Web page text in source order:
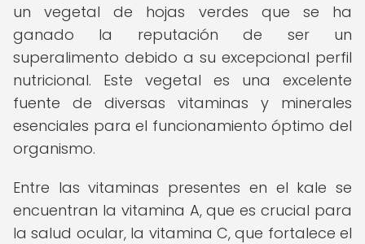
un vegetal de hojas verdes que se ha
ganado la reputación de ser un
superalimento debido a su excepcional perfil
nutricional. Este vegetal es una excelente
fuente de diversas vitaminas y minerales
esenciales para el funcionamiento óptimo del
organismo.
Entre las vitaminas presentes en el kale se
encuentran la vitamina A, que es crucial para
la salud ocular, la vitamina C, que fortalece el